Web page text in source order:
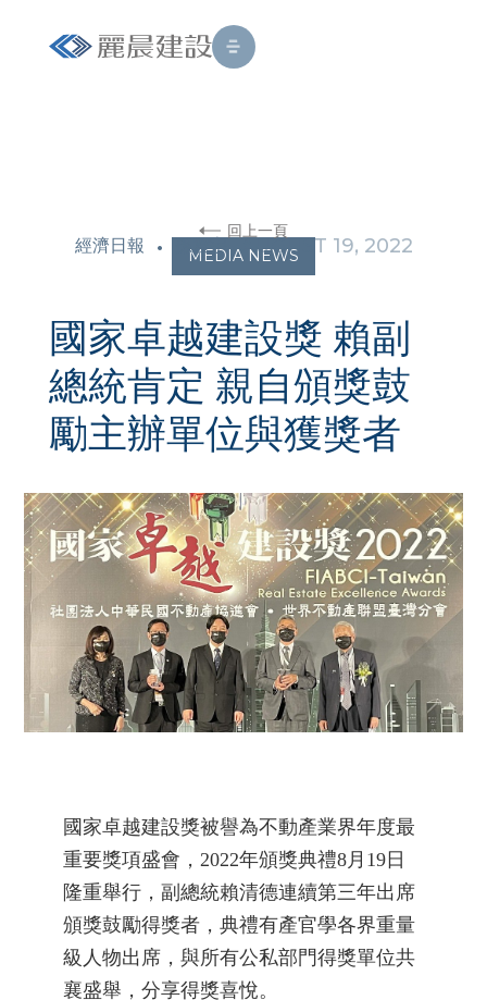
MEDIA NEWS
經濟日報 • 孫震宇 AUGUST 19, 2022
回上一頁
國家卓越建設獎 賴副
總統肯定 親自頒獎鼓
勵主辦單位與獲獎者
國家卓越建設獎被譽為不動產業界年度最
重要獎項盛會，2022年頒獎典禮8月19日
隆重舉行，副總統賴清德連續第三年出席
頒獎鼓勵得獎者，典禮有產官學各界重量
級人物出席，與所有公私部門得獎單位共
襄盛舉，分享得獎喜悅。